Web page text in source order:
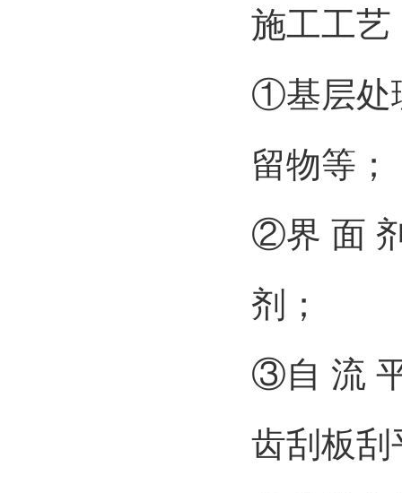
施工工艺
①基层处
留物等；
②界 面
剂；
③自 流
齿刮板刮